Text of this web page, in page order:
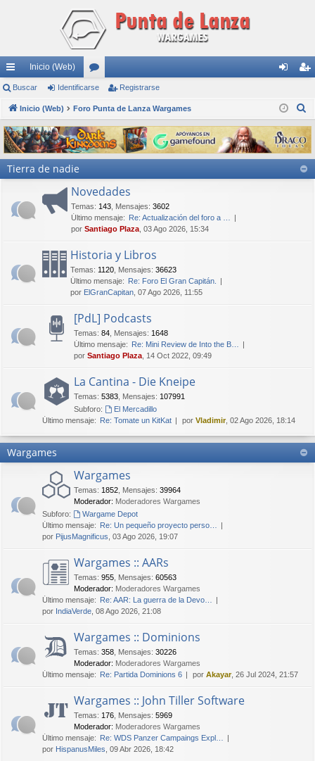
nl
ac
es
rá
pi
Inicio (Web)
or
os nti
fic
ar
ist
ra
rs
e
Buscar Identificarse Registrarse
Inicio (Web) Foro Punta de Lanza Wargames
s
c
Tierra de nadie
Novedades
Temas: 143 Mensajes: 3602
Último mensaje: Re: Actualización del foro a …
por Santiago Plaza , 03 Ago 2026, 15:34
Historia y Libros
Temas: 1120 Mensajes: 36623
Último mensaje: Re: Foro El Gran Capitán.
por ElGranCapitan , 07 Ago 2026, 11:55
[PdL] Podcasts
Temas: 84 Mensajes: 1648
Último mensaje: Re: Mini Review de Into the B…
por Santiago Plaza , 14 Oct 2022, 09:49
La Cantina - Die Kneipe
Temas: 5383 Mensajes: 107991
Subforo:
El Mercadillo
Último mensaje: Re: Tomate un KitKat por Vladimir, 02 Ago 2026, 18:14
Wargames
Wargames
Temas: 1852 Mensajes: 39964
Moderador: Moderadores Wargames
Subforo:
Wargame Depot
Último mensaje: Re: Un pequeño proyecto perso…
por PijusMagnificus , 03 Ago 2026, 19:07
Wargames :: AARs
Temas: 955 Mensajes: 60563
Moderador: Moderadores Wargames
Último mensaje: Re: AAR: La guerra de la Devo…
por IndiaVerde , 08 Ago 2026, 21:08
Wargames :: Dominions
Temas: 358 Mensajes: 30226
Moderador: Moderadores Wargames
Último mensaje: Re: Partida Dominions 6 por Akayar, 26 Jul 2024, 21:57
Wargames :: John Tiller Software
Temas: 176 Mensajes: 5969
Moderador: Moderadores Wargames
Último mensaje: Re: WDS Panzer Campaings Expl…
por HispanusMiles , 09 Abr 2026, 18:42